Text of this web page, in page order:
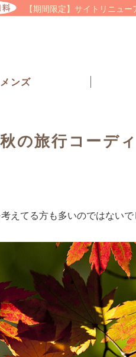
【期間限定】サイトリニュ
メンズ
の旅行コーデ
えてる方も多いのではないで